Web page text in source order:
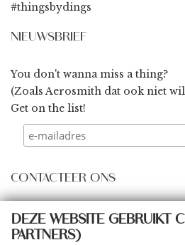
DEZE WEBSITE GEBRUIKT
PARTNERS)
#thingsbydings
NIEUWSBRIEF
You don't wanna miss a thing?
(Zoals Aerosmith dat ook niet
Get on the list!
CONTACTEER ONS
some@thingsbydings.com
@thingsbydings